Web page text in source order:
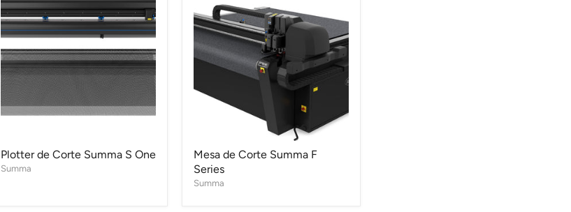
de
Corte
Summa
One
Plotter de Corte Summa S One
Summa
Corte
Summa
F
Series
Mesa de Corte Summa F
Series
Summa